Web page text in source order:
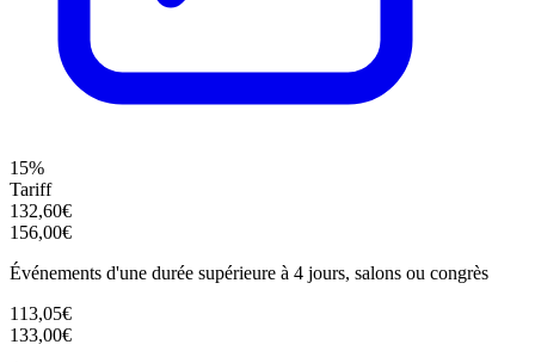
15%
Tariff
132,60€
156,00€
Événements d'une durée supérieure à 4 jours, salons ou congrès
113,05€
133,00€